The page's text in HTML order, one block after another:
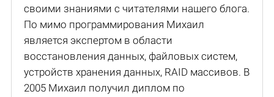
своими знаниями с читателями нашего блога.
По мимо программирования Михаил
является экспертом в области
восстановления данных, файловых систем,
устройств хранения данных, RAID массивов. В
2005 Михаил получил диплом по